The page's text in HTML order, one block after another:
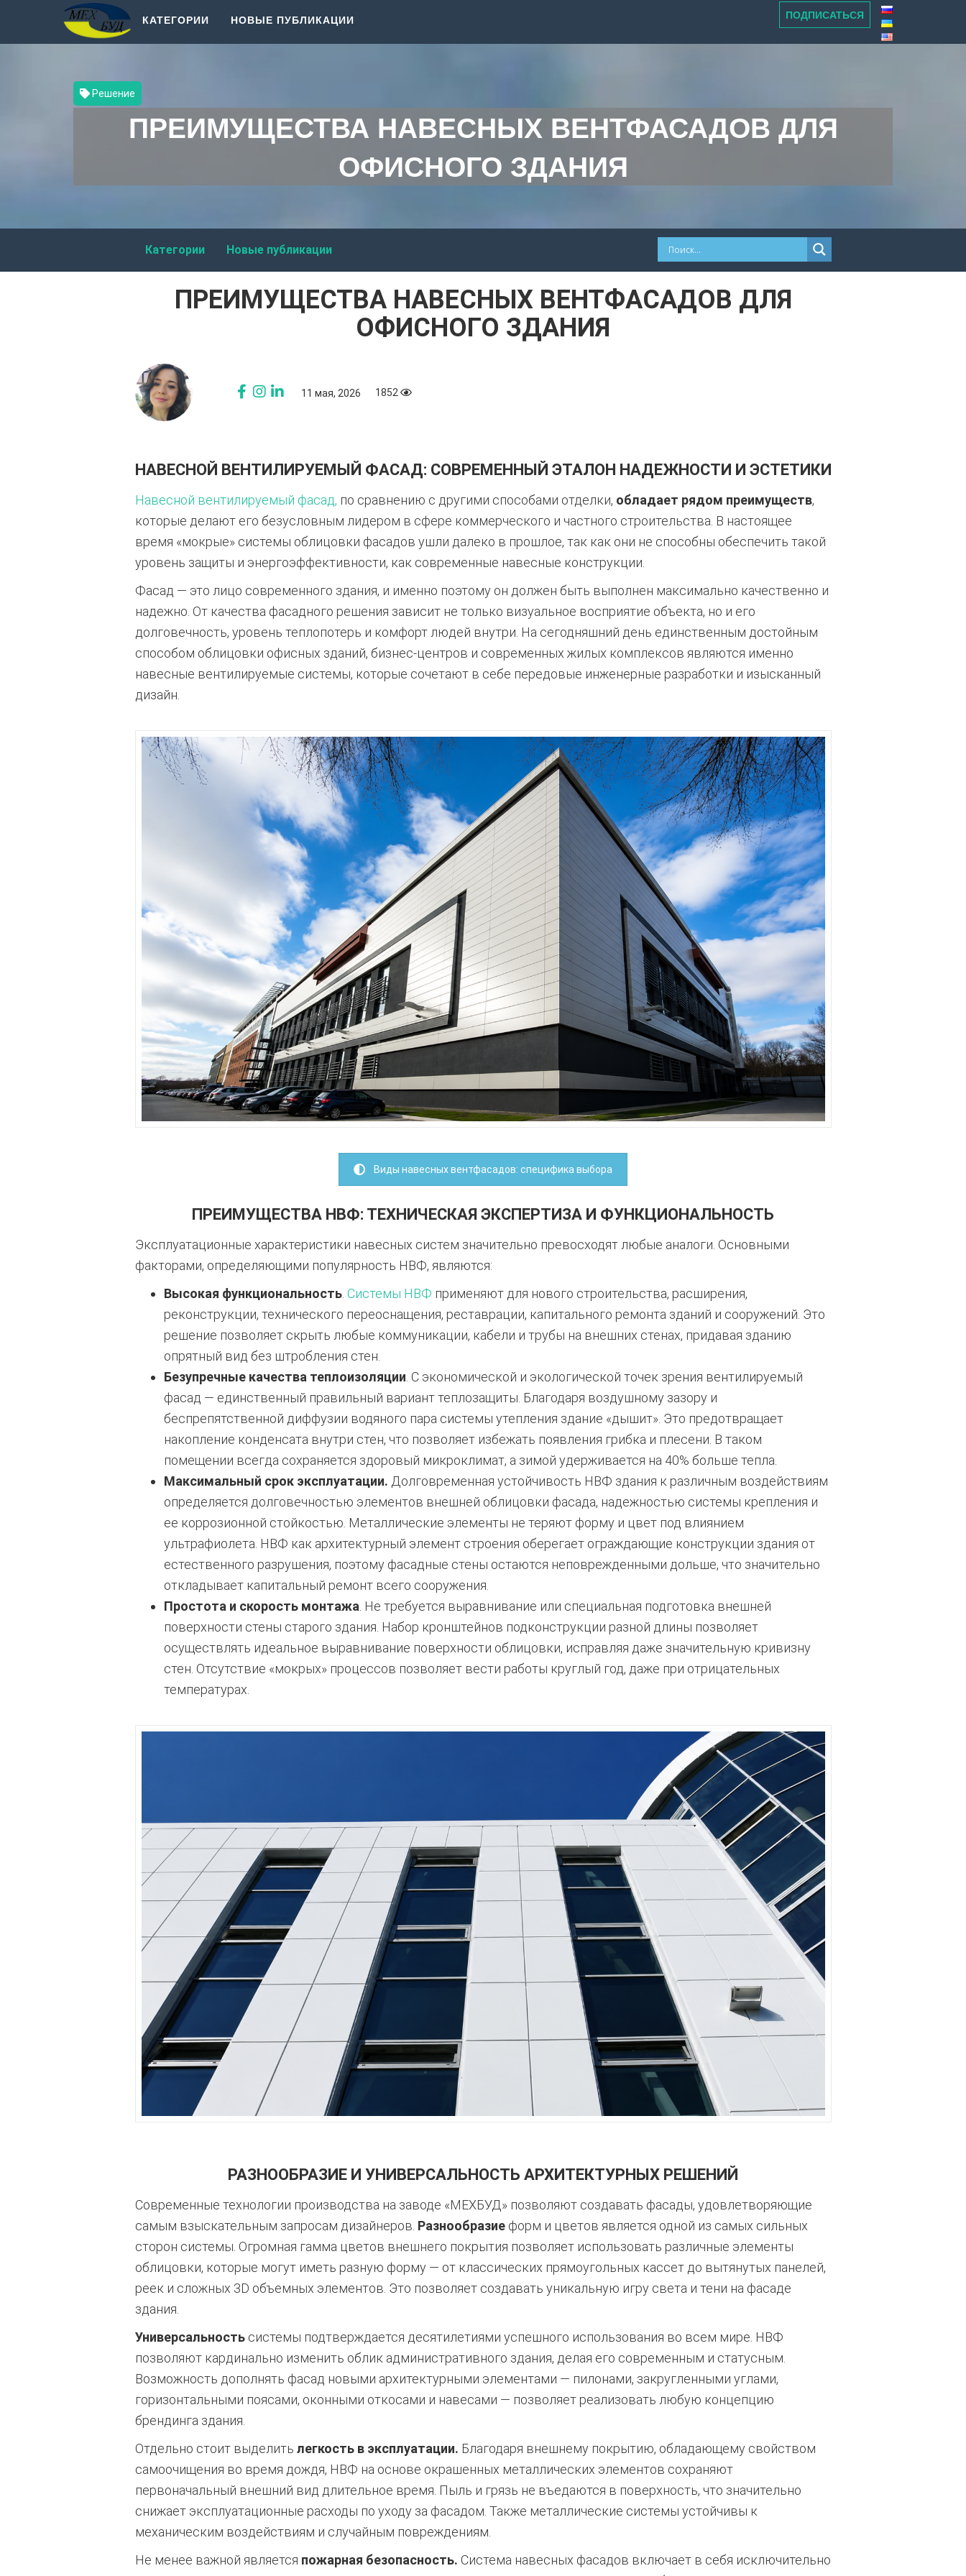
НОВЫЕ ПУБЛИКАЦИИ
КАТЕГОРИИ ПОДПИСАТЬСЯ
Решение
ПРЕИМУЩЕСТВА НАВЕСНЫХ ВЕНТФАСАДОВ ДЛЯ
ОФИСНОГО ЗДАНИЯ
Новые публикации
Категории
ПРЕИМУЩЕСТВА НАВЕСНЫХ ВЕНТФАСАДОВ ДЛЯ
ОФИСНОГО ЗДАНИЯ
11 мая, 2026 1852
НАВЕСНОЙ ВЕНТИЛИРУЕМЫЙ ФАСАД: СОВРЕМЕННЫЙ ЭТАЛОН НАДЕЖНОСТИ И ЭСТЕТИКИ
Навесной вентилируемый фасад, по сравнению с другими способами отделки, обладает рядом преимуществ,
которые делают его безусловным лидером в сфере коммерческого и частного строительства. В настоящее
время «мокрые» системы облицовки фасадов ушли далеко в прошлое, так как они не способны обеспечить такой
уровень защиты и энергоэффективности, как современные навесные конструкции.
Фасад — это лицо современного здания, и именно поэтому он должен быть выполнен максимально качественно и
надежно. От качества фасадного решения зависит не только визуальное восприятие объекта, но и его
долговечность, уровень теплопотерь и комфорт людей внутри. На сегодняшний день единственным достойным
способом облицовки офисных зданий, бизнес-центров и современных жилых комплексов являются именно
навесные вентилируемые системы, которые сочетают в себе передовые инженерные разработки и изысканный
дизайн.
Виды навесных вентфасадов: специфика выбора
ПРЕИМУЩЕСТВА НВФ: ТЕХНИЧЕСКАЯ ЭКСПЕРТИЗА И ФУНКЦИОНАЛЬНОСТЬ
Эксплуатационные характеристики навесных систем значительно превосходят любые аналоги. Основными
факторами, определяющими популярность НВФ, являются:
Высокая функциональность. Системы НВФ применяют для нового строительства, расширения,
реконструкции, технического переоснащения, реставрации, капитального ремонта зданий и сооружений. Это
решение позволяет скрыть любые коммуникации, кабели и трубы на внешних стенах, придавая зданию
опрятный вид без штробления стен.
Безупречные качества теплоизоляции . С экономической и экологической точек зрения вентилируемый
фасад — единственный правильный вариант теплозащиты. Благодаря воздушному зазору и
беспрепятственной диффузии водяного пара системы утепления здание «дышит». Это предотвращает
накопление конденсата внутри стен, что позволяет избежать появления грибка и плесени. В таком
помещении всегда сохраняется здоровый микроклимат, а зимой удерживается на 40% больше тепла.
Максимальный срок эксплуатации. Долговременная устойчивость НВФ здания к различным воздействиям
определяется долговечностью элементов внешней облицовки фасада, надежностью системы крепления и
ее коррозионной стойкостью. Металлические элементы не теряют форму и цвет под влиянием
ультрафиолета. НВФ как архитектурный элемент строения оберегает ограждающие конструкции здания от
естественного разрушения, поэтому фасадные стены остаются неповрежденными дольше, что значительно
откладывает капитальный ремонт всего сооружения.
Простота и скорость монтажа . Не требуется выравнивание или специальная подготовка внешней
поверхности стены старого здания. Набор кронштейнов подконструкции разной длины позволяет
осуществлять идеальное выравнивание поверхности облицовки, исправляя даже значительную кривизну
стен. Отсутствие «мокрых» процессов позволяет вести работы круглый год, даже при отрицательных
температурах.
РАЗНООБРАЗИЕ И УНИВЕРСАЛЬНОСТЬ АРХИТЕКТУРНЫХ РЕШЕНИЙ
Современные технологии производства на заводе «МЕХБУД» позволяют создавать фасады, удовлетворяющие
самым взыскательным запросам дизайнеров. Разнообразиеформ и цветов является одной из самых сильных
сторон системы. Огромная гамма цветов внешнего покрытия позволяет использовать различные элементы
облицовки, которые могут иметь разную форму — от классических прямоугольных кассет до вытянутых панелей,
реек и сложных 3D объемных элементов. Это позволяет создавать уникальную игру света и тени на фасаде
здания.
Универсальностьсистемы подтверждается десятилетиями успешного использования во всем мире. НВФ
позволяют кардинально изменить облик административного здания, делая его современным и статусным.
Возможность дополнять фасад новыми архитектурными элементами — пилонами, закругленными углами,
горизонтальными поясами, оконными откосами и навесами — позволяет реализовать любую концепцию
брендинга здания.
Отдельно стоит выделить легкость в эксплуатации. Благодаря внешнему покрытию, обладающему свойством
самоочищения во время дождя, НВФ на основе окрашенных металлических элементов сохраняют
первоначальный внешний вид длительное время. Пыль и грязь не въедаются в поверхность, что значительно
снижает эксплуатационные расходы по уходу за фасадом. Также металлические системы устойчивы к
механическим воздействиям и случайным повреждениям.
Не менее важной является пожарная безопасность. Система навесных фасадов включает в себя исключительно